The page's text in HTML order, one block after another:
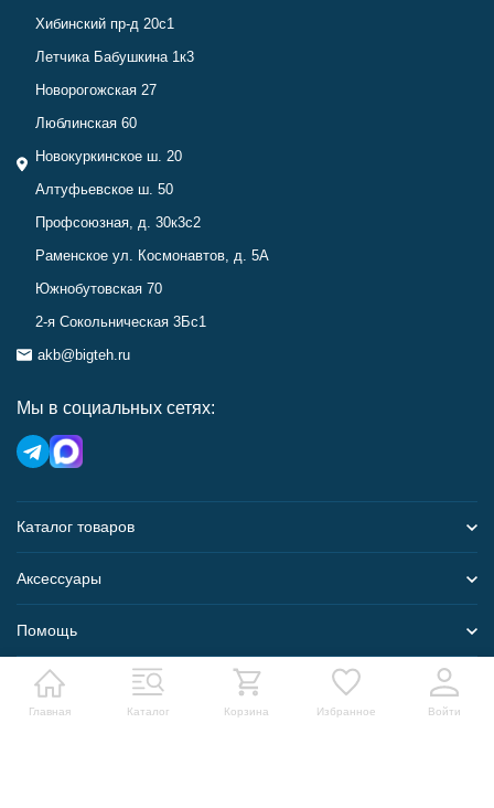
Главная Каталог Корзина Избранное Войти
Хибинский пр-д 20с1
Летчика Бабушкина 1к3
Новорогожская 27
Люблинская 60
Новокуркинское ш. 20
Алтуфьевское ш. 50
Профсоюзная, д. 30к3с2
Раменское ул. Космонавтов, д. 5А
Южнобутовская 70
2-я Сокольническая 3Бс1
akb@bigteh.ru
Мы в социальных сетях:
Каталог товаров
Аксессуары
Помощь
Карта сайта